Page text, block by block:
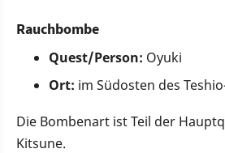
Rauchbombe
Quest/Person: Oyuki
Ort: im Südosten des
Die Bombenart ist Teil der
Kitsune.